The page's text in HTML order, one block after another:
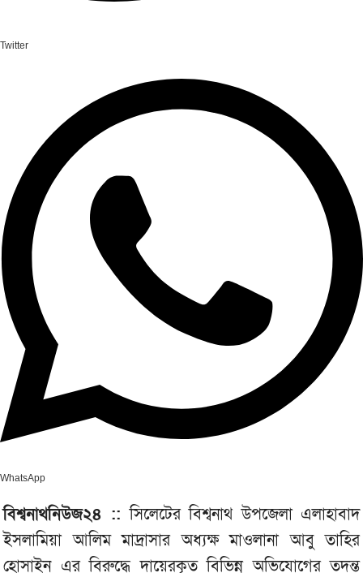
Twitter
WhatsApp
বিশ্বনাথনিউজ২৪ :: সিলেটের বিশ্বনাথ উপজেলা এলাহাবাদ
ইসলামিয়া আলিম মাদ্রাসার অধ্যক্ষ মাওলানা আবু তাহির
হোসাইন এর বিরুদ্ধে দায়েরকৃত বিভিন্ন অভিযোগের তদন্ত